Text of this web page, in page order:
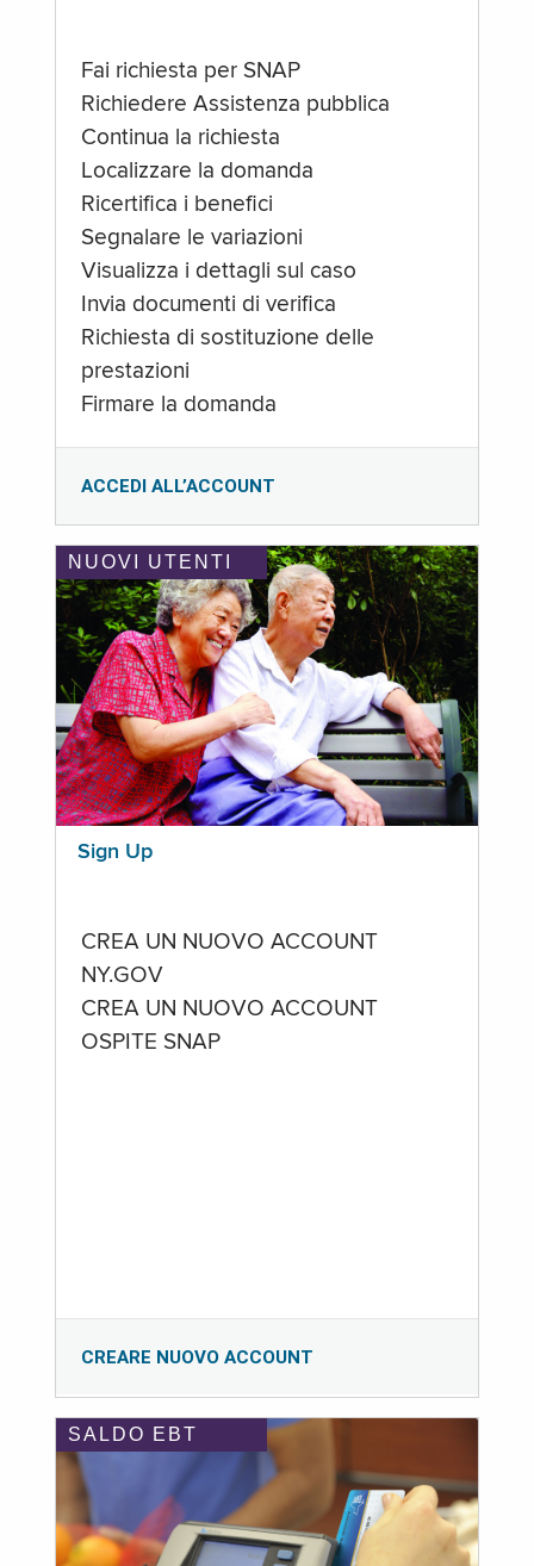
Fai richiesta per SNAP
Richiedere Assistenza pubblica
Continua la richiesta
Localizzare la domanda
Ricertifica i benefici
Segnalare le variazioni
Visualizza i dettagli sul caso
Invia documenti di verifica
Richiesta di sostituzione delle
prestazioni
Firmare la domanda
ACCEDI ALL’ACCOUNT
NUOVI UTENTI
Sign Up
CREA UN NUOVO ACCOUNT
NY.GOV
CREA UN NUOVO ACCOUNT
OSPITE SNAP
CREARE NUOVO ACCOUNT
SALDO EBT